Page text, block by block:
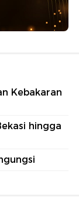
Kebakaran
hingga